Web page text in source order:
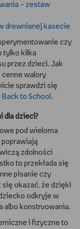
– zestaw
drewnianej kasecie
czy
tylko kilka
przez dzieci. Jak
cenne walory
sprawdzi się
Back to School .
dla dzieci?
pod wieloma
zdolności
to przekłada się
pisanie czy
okazać, że dzięki
odkryje w
albo konstruowania.
i fizyczne to